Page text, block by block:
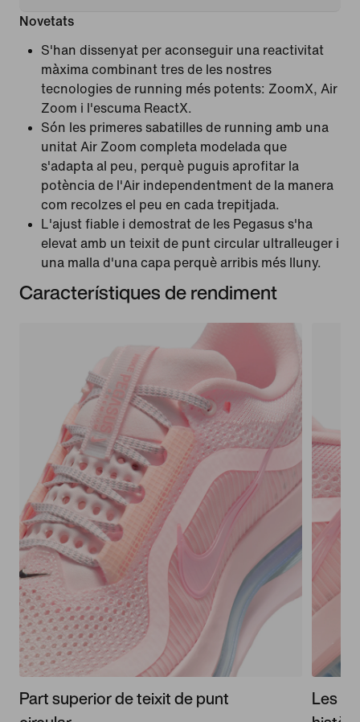
Novetats
S'han dissenyat per aconseguir una reactivitat
màxima combinant tres de les nostres
tecnologies de running més potents: ZoomX, Air
Zoom i l'escuma ReactX.
Són les primeres sabatilles de running amb una
unitat Air Zoom completa modelada que
s'adapta al peu, perquè puguis aprofitar la
potència de l'Air independentment de la manera
com recolzes el peu en cada trepitjada.
L'ajust fiable i demostrat de les Pegasus s'ha
elevat amb un teixit de punt circular ultralleuger i
una malla d'una capa perquè arribis més lluny.
Característiques de rendiment
Part superior de teixit de punt
Les